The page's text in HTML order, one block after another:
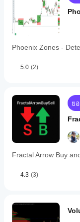
Phoenix Zones -
5.0 (2)
ย
Fractal Arrow Buy
4.3 (3)